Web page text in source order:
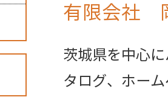
有限会社
茨城県を中心
タログ、ホー